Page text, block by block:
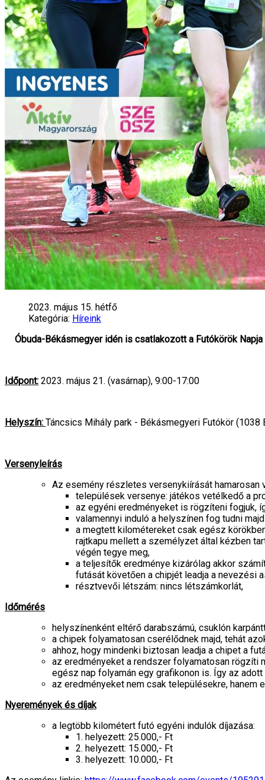
2023. május 15. hétfő
Kategória: Híreink
Óbuda-Békásmegyer idén is csatlakozott a Futókörök
Időpont: 2023. május 21. (vasárnap), 9:00-17:00
Helyszín: Táncsics Mihály park - Békásmegyeri Futókör (1038
Versenyleírás
Az esemény részletes versenykiírását
települések versenye: játékos vetélkedő a
az egyéni eredményeket is rögzíteni fogjuk,
valamennyi induló a helyszínen fog tudni
a megtett kilométereket csak egész
rajtkapu mellett a személyzet által kézben
végén tegye meg,
a teljesítők eredménye kizárólag akkor
futását követően a chipjét leadja a nevezési
résztvevői létszám: nincs létszámkorlát,
Időmérés
helyszínenként eltérő darabszámú, csuklón
a chipek folyamatosan cserélődnek majd, tehát
ahhoz, hogy mindenki biztosan leadja a chipet a
az eredményeket a rendszer folyamatosan rögzíti
egész nap folyamán egy grafikonon is. Így az
az eredményeket nem csak településekre, hanem
Nyeremények és díjak
a legtöbb kilométert futó egyéni indulók díjazása:
1. helyezett: 25.000,- Ft
2. helyezett: 15.000,- Ft
3. helyezett: 10.000,- Ft